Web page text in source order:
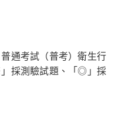
通考試（普考）衛生行
採測驗試題、「◎」採